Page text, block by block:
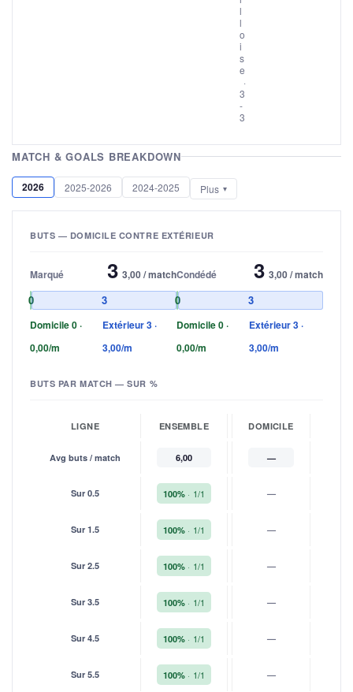
l
l
o
i
s
e
·
3
-
3
MATCH & GOALS BREAKDOWN
2026 2025-2026 2024-2025 Plus
BUTS — DOMICILE CONTRE EXTÉRIEUR
Marqué 3 3,00 / match
0 3
Domicile 0 ·
0,00/m
Extérieur 3 ·
3,00/m
Condédé 3 3,00 / match
0 3
Domicile 0 ·
0,00/m
Extérieur 3 ·
3,00/m
BUTS PAR MATCH — SUR %
LIGNE ENSEMBLE DOMICILE
Avg buts / match 6,00 —
Sur 0.5 100% 1/1 —
Sur 1.5 100% 1/1 —
Sur 2.5 100% 1/1 —
Sur 3.5 100% 1/1 —
Sur 4.5 100% 1/1 —
Sur 5.5 100% 1/1 —